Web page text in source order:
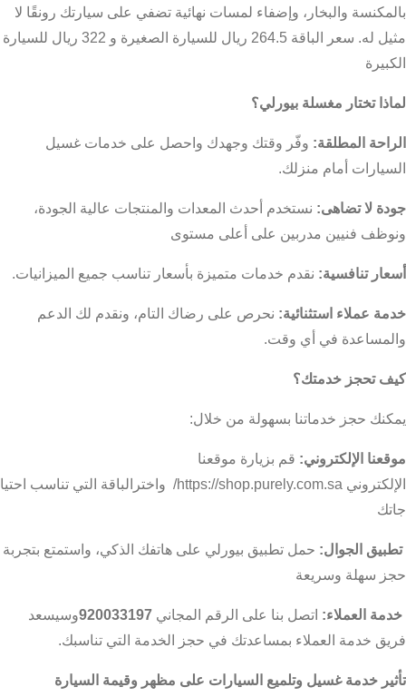
بالمكنسة والبخار، وإضفاء لمسات نهائية تضفي على سيارتك رونقًا لا
مثيل له. سعر الباقة 264.5 ريال للسيارة الصغيرة و 322 ريال للسيارة
الكبيرة
لماذا تختار مغسلة بيورلي؟
الراحة المطلقة: وفّر وقتك وجهدك واحصل على خدمات غسيل
السيارات أمام منزلك.
جودة لا تضاهى: نستخدم أحدث المعدات والمنتجات عالية الجودة،
ونوظف فنيين مدربين على أعلى مستوى
أسعار تنافسية: نقدم خدمات متميزة بأسعار تناسب جميع الميزانيات.
خدمة عملاء استثنائية: نحرص على رضاك التام، ونقدم لك الدعم
والمساعدة في أي وقت.
كيف تحجز خدمتك؟
يمكنك حجز خدماتنا بسهولة من خلال:
موقعنا الإلكتروني: قم بزيارة موقعنا
الإلكتروني https://shop.purely.com.sa/
واخترالباقة التي تناسب احتيا
جاتك
تطبيق الجوال: حمل تطبيق بيورلي على هاتفك الذكي، واستمتع بتجربة
حجز سهلة وسريعة
خدمة العملاء: اتصل بنا على الرقم المجاني 920033197وسيسعد
فريق خدمة العملاء بمساعدتك في حجز الخدمة التي تناسبك.
تأثير خدمة غسيل وتلميع السيارات على مظهر وقيمة السيارة